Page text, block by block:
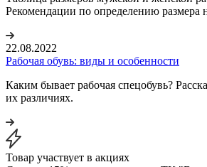
Рекомендации по определению размера
22.08.2022
Рабочая обувь: виды и особенности
Каким бывает рабочая спецобувь?
их различиях.
Товар участвует в акциях